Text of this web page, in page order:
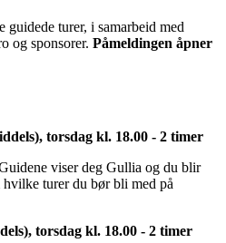
turer, i samarbeid med
og sponsorer. Påmeldingen åpner
torsdag kl. 18.00 - 2 timer
viser deg Gullia og du blir
turer du bør bli med på
torsdag kl. 18.00 - 2 timer